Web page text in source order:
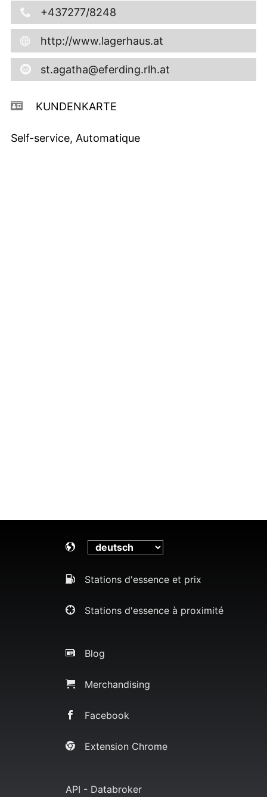
+437277/8248
http://www.lagerhaus.at
st.agatha@eferding.rlh.at
KUNDENKARTE
Self-service, Automatique
Stations d'essence et prix
Stations d'essence à proximité
Blog
Merchandising
Facebook
Extension Chrome
API - Databroker